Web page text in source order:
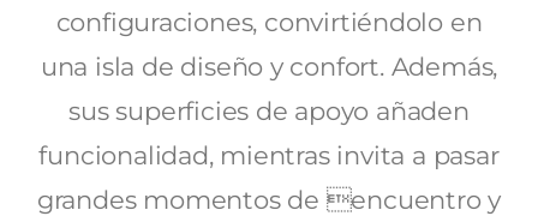
configuraciones, convirtiéndolo en
una isla de diseño y confort. Además,
sus superficies de apoyo añaden
funcionalidad, mientras invita a pasar
grandes momentos de encuentro y